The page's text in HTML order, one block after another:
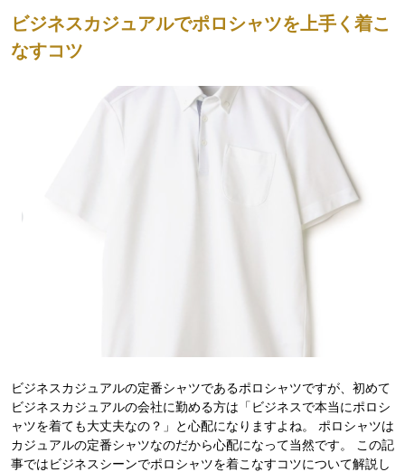
ビジネスカジュアルでポロシャツを上手く着こ
なすコツ
ビジネスカジュアルの定番シャツであるポロシャツですが、初めて
ビジネスカジュアルの会社に勤める方は「ビジネスで本当にポロシ
ャツを着ても大丈夫なの？」と心配になりますよね。 ポロシャツは
カジュアルの定番シャツなのだから心配になって当然です。 この記
事ではビジネスシーンでポロシャツを着こなすコツについて解説し